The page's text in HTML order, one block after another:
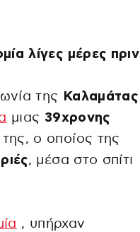
λίγες μέρες πριν
της
Καλαμάτας
μιας 39χρονης
ο οποίος της
, μέσα στο σπίτι
, υπήρχαν